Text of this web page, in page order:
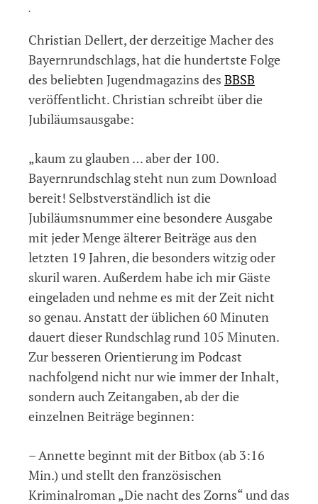
on
mal
Bayernrundschlag
–
die
Jubiläumsausgabe
ist
online
.
Christian Dellert, der derzeitige Macher des
Bayernrundschlags, hat die hundertste Folge
des beliebten Jugendmagazins des BBSB
veröffentlicht. Christian schreibt über die
Jubiläumsausgabe:
„kaum zu glauben … aber der 100.
Bayernrundschlag steht nun zum Download
bereit! Selbstverständlich ist die
Jubiläumsnummer eine besondere Ausgabe
mit jeder Menge älterer Beiträge aus den
letzten 19 Jahren, die besonders witzig oder
skuril waren. Außerdem habe ich mir Gäste
eingeladen und nehme es mit der Zeit nicht
so genau. Anstatt der üblichen 60 Minuten
dauert dieser Rundschlag rund 105 Minuten.
Zur besseren Orientierung im Podcast
nachfolgend nicht nur wie immer der Inhalt,
sondern auch Zeitangaben, ab der die
einzelnen Beiträge beginnen:
– Annette beginnt mit der Bitbox (ab 3:16
Min.) und stellt den französischen
Kriminalroman „Die nacht des Zorns“ und das